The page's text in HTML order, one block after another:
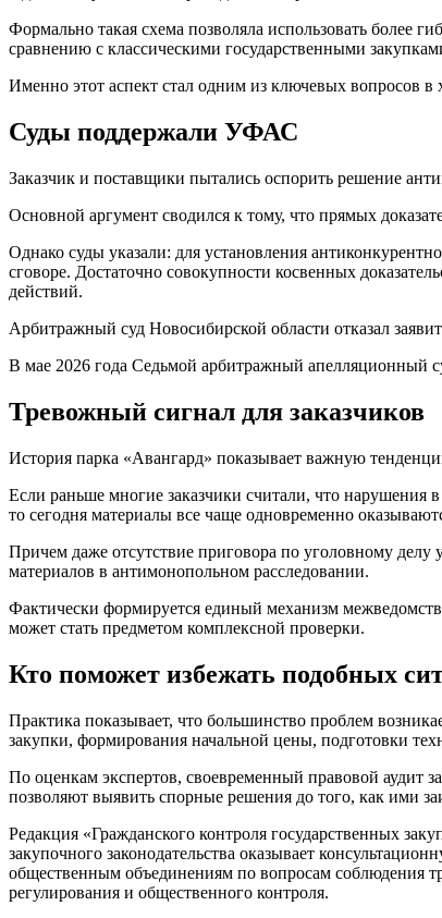
Формально такая схема позволяла использовать более
сравнению с классическими государственными
Именно этот аспект стал одним из ключевых вопросов в
Суды поддержали УФАС
Заказчик и поставщики пытались оспорить решение
Основной аргумент сводился к тому, что прямых
Однако суды указали: для установления
сговоре. Достаточно совокупности косвенных
действий.
Арбитражный суд Новосибирской области отказал
В мае 2026 года Седьмой арбитражный апелляционный
Тревожный сигнал для заказчиков
История парка «Авангард» показывает важную
Если раньше многие заказчики считали, что нарушения
то сегодня материалы все чаще одновременно
Причем даже отсутствие приговора по уголовному делу
материалов в антимонопольном расследовании.
Фактически формируется единый механизм
может стать предметом комплексной проверки.
Кто поможет избежать подобных
Практика показывает, что большинство проблем
закупки, формирования начальной цены, подготовки
По оценкам экспертов, своевременный правовой аудит
позволяют выявить спорные решения до того, как ими
Редакция «Гражданского контроля государственных
закупочного законодательства оказывает
общественным объединениям по вопросам соблюдения
регулирования и общественного контроля.